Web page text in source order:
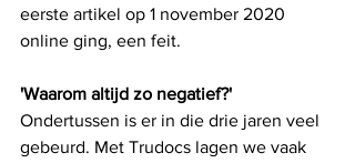
eerste artikel op 1 november 2020
online ging, een feit.
'Waarom altijd zo negatief?'
Ondertussen is er in die drie jaren veel
gebeurd. Met Trudocs lagen we vaak